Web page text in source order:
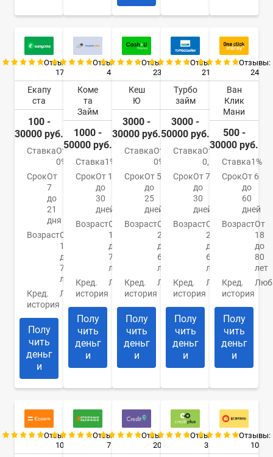
Отзывы:
17
Екапу
ста
100 -
30000 руб.
СтавкаОт
0%
СрокОт
7
до
21
дня
ВозрастОт
18
до
70
лет
Кред.
история
Любая
Полу
чить
деньг
и
Отзывы:
4
Коме
та
Займ
1000 -
50000 руб.
Ставка1%
СрокОт 1
до
30
дней
ВозрастОт
18
до
70
лет
Кред.
история
Любая
Полу
чить
деньг
и
Отзывы:
23
Кеш
Ю
3000 -
30000 руб.
СтавкаОт
0%
СрокОт 5
до
25
дней
ВозрастОт
21
до
65
лет
Кред.
история
Любая
Полу
чить
деньг
и
Отзывы:
21
Турбо
займ
3000 -
50000 руб.
СтавкаОт
0,5%
СрокОт 7
до
30
дней
ВозрастОт
21
до
65
лет
Кред.
история
Любая
Полу
чить
деньг
и
Отзывы:
24
Ван
Клик
Мани
500 -
30000 руб.
Ставка1%
СрокОт 6
до
60
дней
ВозрастОт
18
до
80
лет
Кред.
история
Полу
чить
деньг
и
Отзывы:
10
Отзывы:
7
Отзывы:
20
Отзывы:
3
Отзывы:
10